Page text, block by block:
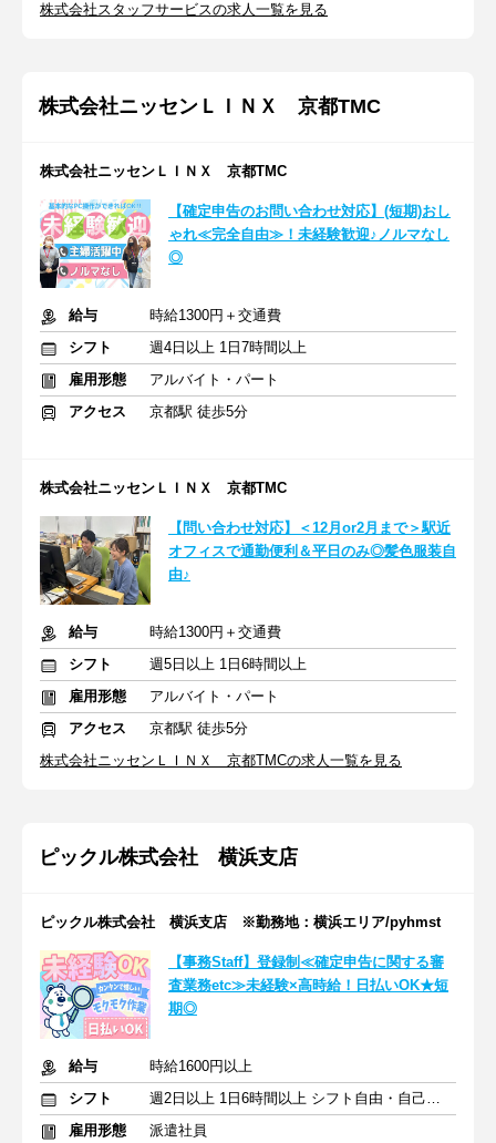
株式会社スタッフサービスの求人一覧を見る
株式会社ニッセンＬＩＮＸ 京都TMC
株式会社ニッセンＬＩＮＸ 京都TMC
【確定申告のお問い合わせ対応】(短期)おし
ゃれ≪完全自由≫！未経験歓迎♪ノルマなし
◎
給与
時給1300円＋交通費
シフト
週4日以上 1日7時間以上
雇用形態
アルバイト・パート
アクセス
京都駅 徒歩5分
株式会社ニッセンＬＩＮＸ 京都TMC
【問い合わせ対応】＜12月or2月まで＞駅近
オフィスで通勤便利＆平日のみ◎髪色服装自
由♪
給与
時給1300円＋交通費
シフト
週5日以上 1日6時間以上
雇用形態
アルバイト・パート
アクセス
京都駅 徒歩5分
株式会社ニッセンＬＩＮＸ 京都TMCの求人一覧を見る
ピックル株式会社 横浜支店
ピックル株式会社 横浜支店 ※勤務地：横浜エリア/pyhmst
【事務Staff】登録制≪確定申告に関する審
査業務etc≫未経験×高時給！日払いOK★短
期◎
給与
時給1600円以上
シフト
週2日以上 1日6時間以上 シフト自由・自己申告
雇用形態
派遣社員